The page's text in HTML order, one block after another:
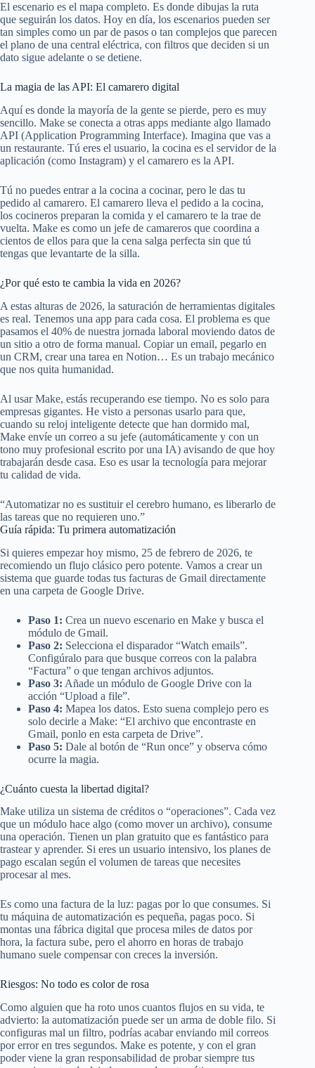
El escenario es el mapa completo. Es donde dibujas la ruta
que seguirán los datos. Hoy en día, los escenarios pueden ser
tan simples como un par de pasos o tan complejos que parecen
el plano de una central eléctrica, con filtros que deciden si un
dato sigue adelante o se detiene.
La magia de las API: El camarero digital
Aquí es donde la mayoría de la gente se pierde, pero es muy
sencillo. Make se conecta a otras apps mediante algo llamado
API (Application Programming Interface). Imagina que vas a
un restaurante. Tú eres el usuario, la cocina es el servidor de la
aplicación (como Instagram) y el camarero es la API.
Tú no puedes entrar a la cocina a cocinar, pero le das tu
pedido al camarero. El camarero lleva el pedido a la cocina,
los cocineros preparan la comida y el camarero te la trae de
vuelta. Make es como un jefe de camareros que coordina a
cientos de ellos para que la cena salga perfecta sin que tú
tengas que levantarte de la silla.
¿Por qué esto te cambia la vida en 2026?
A estas alturas de 2026, la saturación de herramientas digitales
es real. Tenemos una app para cada cosa. El problema es que
pasamos el 40% de nuestra jornada laboral moviendo datos de
un sitio a otro de forma manual. Copiar un email, pegarlo en
un CRM, crear una tarea en Notion… Es un trabajo mecánico
que nos quita humanidad.
Al usar Make, estás recuperando ese tiempo. No es solo para
empresas gigantes. He visto a personas usarlo para que,
cuando su reloj inteligente detecte que han dormido mal,
Make envíe un correo a su jefe (automáticamente y con un
tono muy profesional escrito por una IA) avisando de que hoy
trabajarán desde casa. Eso es usar la tecnología para mejorar
tu calidad de vida.
“Automatizar no es sustituir el cerebro humano, es liberarlo de
las tareas que no requieren uno.”
Guía rápida: Tu primera automatización
Si quieres empezar hoy mismo, 25 de febrero de 2026, te
recomiendo un flujo clásico pero potente. Vamos a crear un
sistema que guarde todas tus facturas de Gmail directamente
en una carpeta de Google Drive.
Paso 1: Crea un nuevo escenario en Make y busca el
módulo de Gmail.
Paso 2: Selecciona el disparador “Watch emails”.
Configúralo para que busque correos con la palabra
“Factura” o que tengan archivos adjuntos.
Paso 3: Añade un módulo de Google Drive con la
acción “Upload a file”.
Paso 4: Mapea los datos. Esto suena complejo pero es
solo decirle a Make: “El archivo que encontraste en
Gmail, ponlo en esta carpeta de Drive”.
Paso 5: Dale al botón de “Run once” y observa cómo
ocurre la magia.
¿Cuánto cuesta la libertad digital?
Make utiliza un sistema de créditos o “operaciones”. Cada vez
que un módulo hace algo (como mover un archivo), consume
una operación. Tienen un plan gratuito que es fantástico para
trastear y aprender. Si eres un usuario intensivo, los planes de
pago escalan según el volumen de tareas que necesites
procesar al mes.
Es como una factura de la luz: pagas por lo que consumes. Si
tu máquina de automatización es pequeña, pagas poco. Si
montas una fábrica digital que procesa miles de datos por
hora, la factura sube, pero el ahorro en horas de trabajo
humano suele compensar con creces la inversión.
Riesgos: No todo es color de rosa
Como alguien que ha roto unos cuantos flujos en su vida, te
advierto: la automatización puede ser un arma de doble filo. Si
configuras mal un filtro, podrías acabar enviando mil correos
por error en tres segundos. Make es potente, y con el gran
poder viene la gran responsabilidad de probar siempre tus